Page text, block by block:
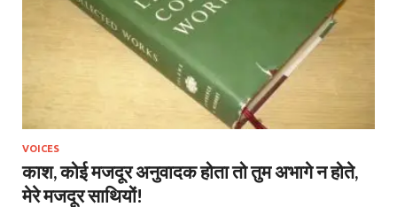
VOICES
काश, कोई मजदूर अनुवादक होता तो तुम अभागे न होते,
मेरे मजदूर साथियों!